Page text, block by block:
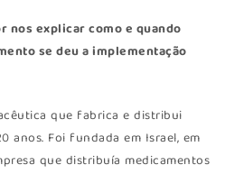
nos explicar como e quando
se deu a implementação
que fabrica e distribui
anos. Foi fundada em Israel, em
que distribuía medicamentos